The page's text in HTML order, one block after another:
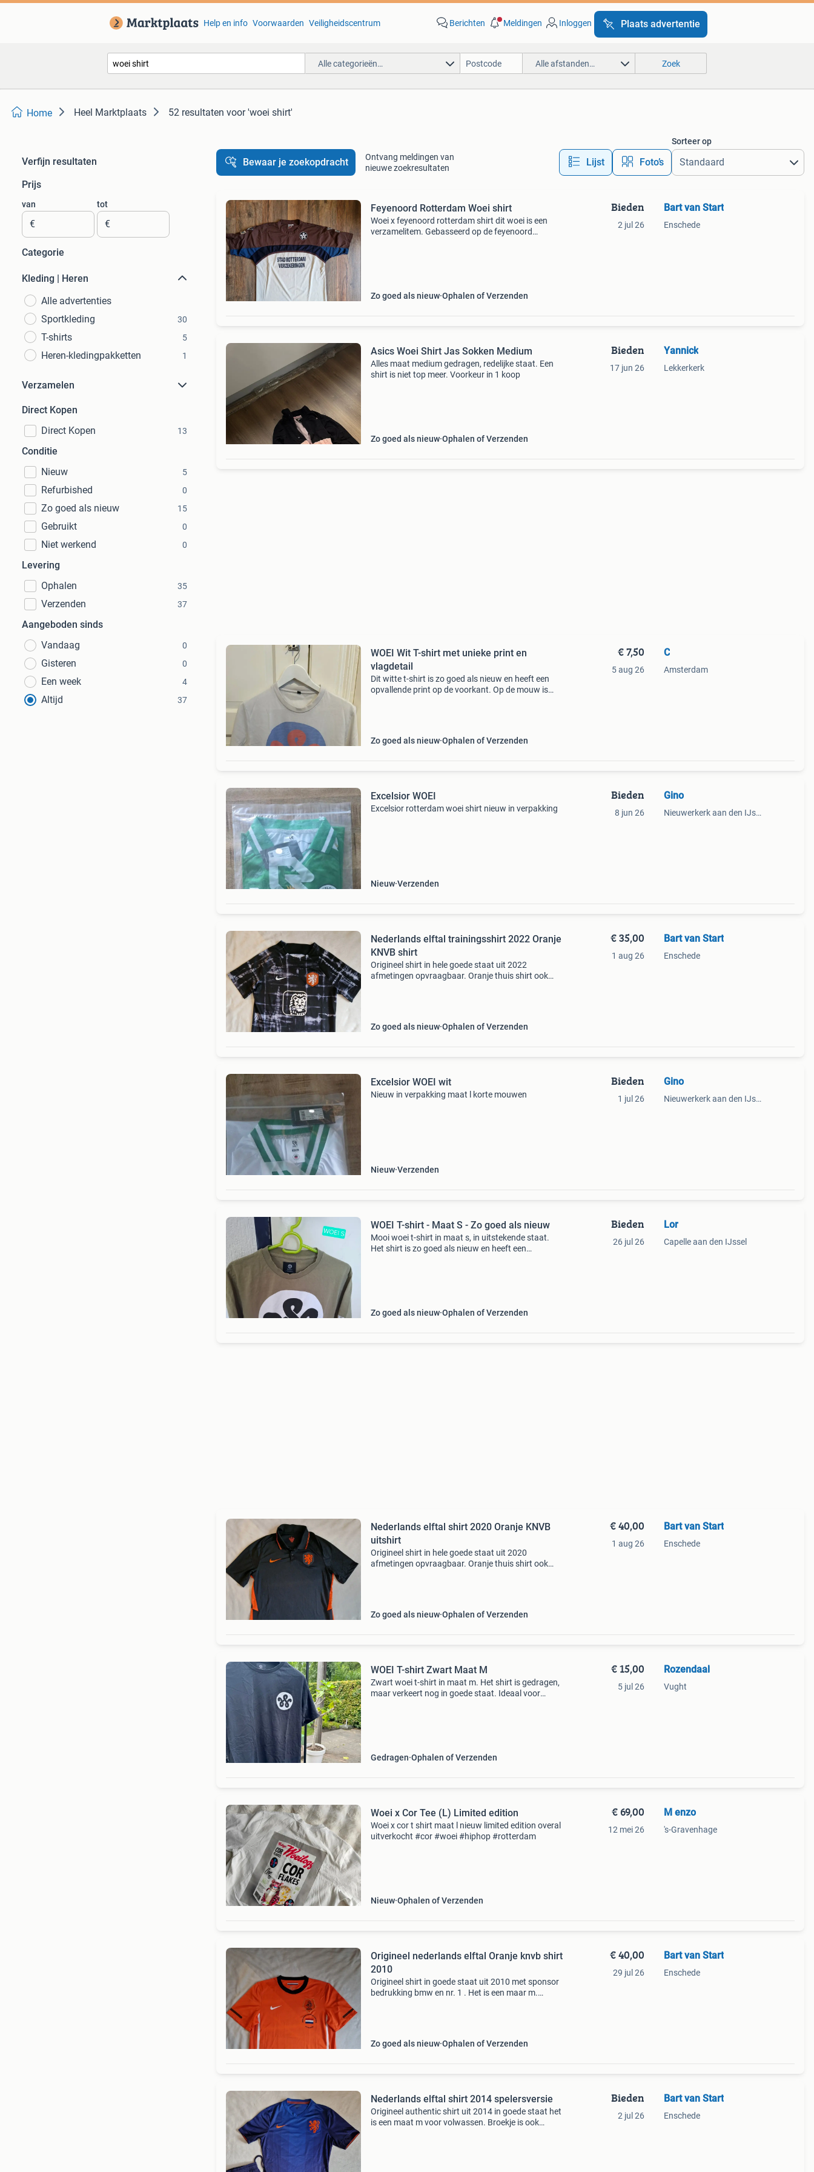
Help en info Voorwaarden Veiligheidscentrum Berichten Meldingen Inloggen Plaats advertentie
Alle categorieën… Alle afstanden… Zoek
Home Heel Marktplaats 52 resultaten voor 'woei shirt'
Verfijn resultaten
Prijs
van
€
tot
€
Categorie
Kleding | Heren
Alle advertenties
Sportkleding
30
T-shirts 5
Heren-kledingpakketten 1
Verzamelen
Direct Kopen
Direct Kopen
13
Conditie
Nieuw
5
Refurbished 0
Zo goed als nieuw 15
Gebruikt 0
Niet werkend 0
Levering
Ophalen
35
Verzenden 37
Aangeboden sinds
Vandaag
0
Gisteren 0
Een week 4
Altijd 37
Bewaar je zoekopdracht
Ontvang meldingen van
nieuwe zoekresultaten
Lijst Foto’s
Sorteer op
Feyenoord Rotterdam Woei shirt
Woei x feyenoord rotterdam shirt dit woei is een
verzamelitem. Gebasseerd op de feyenoord
Zo goed als nieuw Ophalen of Verzenden
Bieden
2 jul 26
Bart van Start
Enschede
Asics Woei Shirt Jas Sokken Medium
Alles maat medium gedragen, redelijke staat. Een
shirt is niet top meer. Voorkeur in 1 koop
Zo goed als nieuw Ophalen of Verzenden
Bieden
17 jun 26
Yannick
Lekkerkerk
WOEI Wit T-shirt met unieke print en
vlagdetail
Dit witte t-shirt is zo goed als nieuw en heeft een
opvallende print op de voorkant. Op de mouw is
Zo goed als nieuw Ophalen of Verzenden
€ 7,50
5 aug 26
C
Amsterdam
Excelsior WOEI
Excelsior rotterdam woei shirt nieuw in verpakking
Nieuw Verzenden
Bieden
8 jun 26
Gino
Nieuwerkerk aan den IJssel
Nederlands elftal trainingsshirt 2022 Oranje
KNVB shirt
Origineel shirt in hele goede staat uit 2022
afmetingen opvraagbaar. Oranje thuis shirt ook
Zo goed als nieuw Ophalen of Verzenden
€ 35,00
1 aug 26
Bart van Start
Enschede
Excelsior WOEI wit
Nieuw in verpakking maat l korte mouwen
Nieuw Verzenden
Bieden
1 jul 26
Gino
Nieuwerkerk aan den IJssel
WOEI T-shirt - Maat S - Zo goed als nieuw
Mooi woei t-shirt in maat s, in uitstekende staat.
Het shirt is zo goed als nieuw en heeft een
Zo goed als nieuw Ophalen of Verzenden
Bieden
26 jul 26
Lor
Capelle aan den IJssel
Nederlands elftal shirt 2020 Oranje KNVB
uitshirt
Origineel shirt in hele goede staat uit 2020
afmetingen opvraagbaar. Oranje thuis shirt ook
Zo goed als nieuw Ophalen of Verzenden
€ 40,00
1 aug 26
Bart van Start
Enschede
WOEI T-shirt Zwart Maat M
Zwart woei t-shirt in maat m. Het shirt is gedragen,
maar verkeert nog in goede staat. Ideaal voor
Gedragen Ophalen of Verzenden
€ 15,00
5 jul 26
Rozendaal
Vught
Woei x Cor Tee (L) Limited edition
Woei x cor t shirt maat l nieuw limited edition overal
uitverkocht #cor #woei #hiphop #rotterdam
Nieuw Ophalen of Verzenden
€ 69,00
12 mei 26
M enzo
's-Gravenhage
Origineel nederlands elftal Oranje knvb shirt
2010
Origineel shirt in goede staat uit 2010 met sponsor
bedrukking bmw en nr. 1 . Het is een maar m.
Zo goed als nieuw Ophalen of Verzenden
€ 40,00
29 jul 26
Bart van Start
Enschede
Nederlands elftal shirt 2014 spelersversie
Origineel authentic shirt uit 2014 in goede staat het
is een maat m voor volwassen. Broekje is ook
Bieden
2 jul 26
Bart van Start
Enschede